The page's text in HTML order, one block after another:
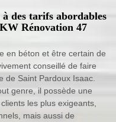
des tarifs abordables
Rénovation 47
en béton et être certain de
conseillé de faire
de Saint Pardoux Isaac.
genre, il possède une
les plus exigeants,
mais aussi de